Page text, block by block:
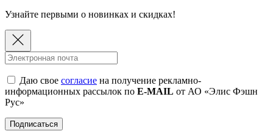
Узнайте первыми о новинках и скидках!
Даю свое согласие на получение рекламно-
информационных рассылок по E-MAIL от АО «Элис Фэшн
Рус»
Подписаться